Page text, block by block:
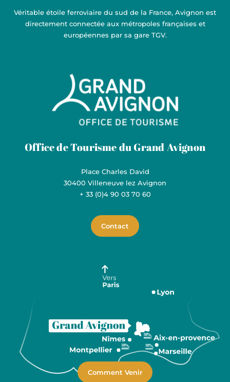
Véritable étoile ferroviaire du sud de la France, Avignon est
directement connectée aux métropoles françaises et
européennes par sa gare TGV.
Grand Avignon Tourisme
Office de Tourisme du Grand Avignon
Place Charles David
30400 Villeneuve lez Avignon
+ 33 (0)4 90 03 70 60
Contact
Comment Venir